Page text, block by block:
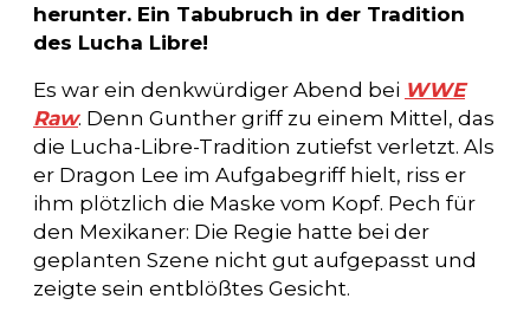
herunter. Ein Tabubruch in der Tradition
des Lucha Libre!
Es war ein denkwürdiger Abend bei WWE
Raw. Denn Gunther griff zu einem Mittel, das
die Lucha-Libre-Tradition zutiefst verletzt. Als
er Dragon Lee im Aufgabegriff hielt, riss er
ihm plötzlich die Maske vom Kopf. Pech für
den Mexikaner: Die Regie hatte bei der
geplanten Szene nicht gut aufgepasst und
zeigte sein entblößtes Gesicht.